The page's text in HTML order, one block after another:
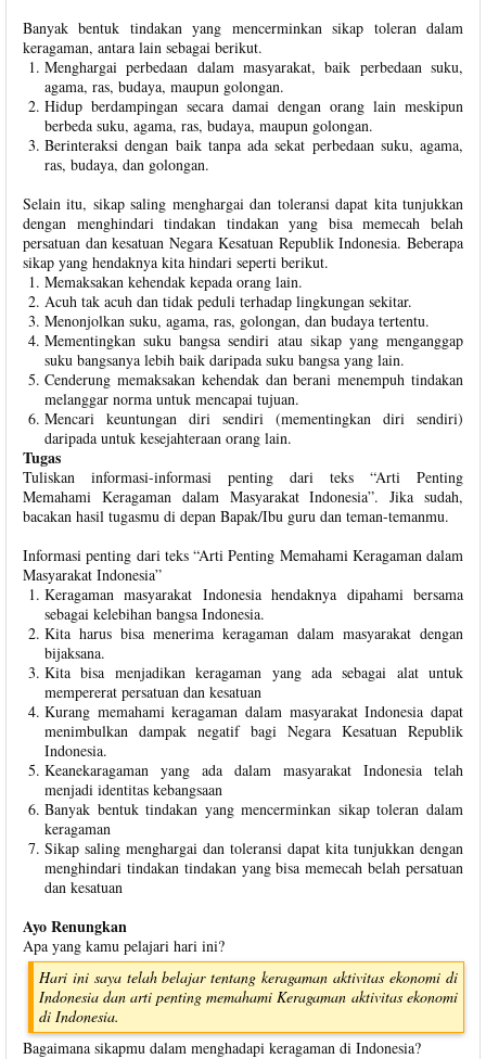
Banyak bentuk tindakan yang mencerminkan sikap toleran dalam
keragaman, antara lain sebagai berikut.
Menghargai perbedaan dalam masyarakat, baik perbedaan suku,
agama, ras, budaya, maupun golongan.
Hidup berdampingan secara damai dengan orang lain meskipun
berbeda suku, agama, ras, budaya, maupun golongan.
Berinteraksi dengan baik tanpa ada sekat perbedaan suku, agama,
ras, budaya, dan golongan.
Selain itu, sikap saling menghargai dan toleransi dapat kita tunjukkan
dengan menghindari tindakan tindakan yang bisa memecah belah
persatuan dan kesatuan Negara Kesatuan Republik Indonesia. Beberapa
sikap yang hendaknya kita hindari seperti berikut.
Memaksakan kehendak kepada orang lain.
Acuh tak acuh dan tidak peduli terhadap lingkungan sekitar.
Menonjolkan suku, agama, ras, golongan, dan budaya tertentu.
Mementingkan suku bangsa sendiri atau sikap yang menganggap
suku bangsanya lebih baik daripada suku bangsa yang lain.
Cenderung memaksakan kehendak dan berani menempuh tindakan
melanggar norma untuk mencapai tujuan.
Mencari keuntungan diri sendiri (mementingkan diri sendiri)
daripada untuk kesejahteraan orang lain.
Tugas
Tuliskan informasi-informasi penting dari teks “Arti Penting
Memahami Keragaman dalam Masyarakat Indonesia”. Jika sudah,
bacakan hasil tugasmu di depan Bapak/Ibu guru dan teman-temanmu.
Informasi penting dari teks “Arti Penting Memahami Keragaman dalam
Masyarakat Indonesia”
Keragaman masyarakat Indonesia hendaknya dipahami bersama
sebagai kelebihan bangsa Indonesia.
Kita harus bisa menerima keragaman dalam masyarakat dengan
bijaksana.
Kita bisa menjadikan keragaman yang ada sebagai alat untuk
mempererat persatuan dan kesatuan
Kurang memahami keragaman dalam masyarakat Indonesia dapat
menimbulkan dampak negatif bagi Negara Kesatuan Republik
Indonesia.
Keanekaragaman yang ada dalam masyarakat Indonesia telah
menjadi identitas kebangsaan
Banyak bentuk tindakan yang mencerminkan sikap toleran dalam
keragaman
Sikap saling menghargai dan toleransi dapat kita tunjukkan dengan
menghindari tindakan tindakan yang bisa memecah belah persatuan
dan kesatuan
Ayo Renungkan
Apa yang kamu pelajari hari ini?
Hari ini saya telah belajar tentang keragaman aktivitas ekonomi di
Indonesia dan arti penting memahami Keragaman aktivitas ekonomi
di Indonesia.
Bagaimana sikapmu dalam menghadapi keragaman di Indonesia?